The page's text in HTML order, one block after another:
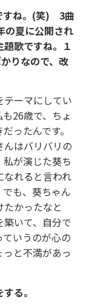
すね。(笑) 3曲
の夏に公開され
歌ですね。１
りなので、改
ーマにしてい
26歳で、ちょ
ったんです。
んはバリバリの
が演じた葵ち
れると言われ
も、葵ちゃん
かったなと
いて、自分で
いうのが心の
と不満があっ
る。